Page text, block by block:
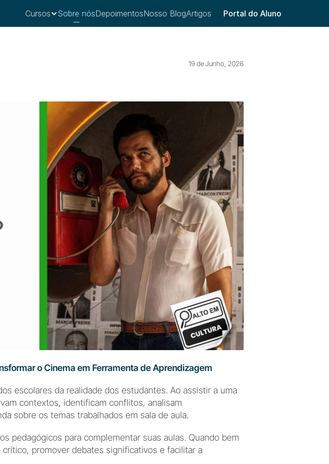
Cursos Sobre nósDepoimentosNosso BlogArtigos Portal do Aluno
19 de Junho, 2026
o Cinema em Ferramenta de Aprendizagem
escolares da realidade dos estudantes. Ao assistir a uma
contextos, identificam conflitos, analisam
sobre os temas trabalhados em sala de aula.
pedagógicos para complementar suas aulas. Quando bem
promover debates significativos e facilitar a